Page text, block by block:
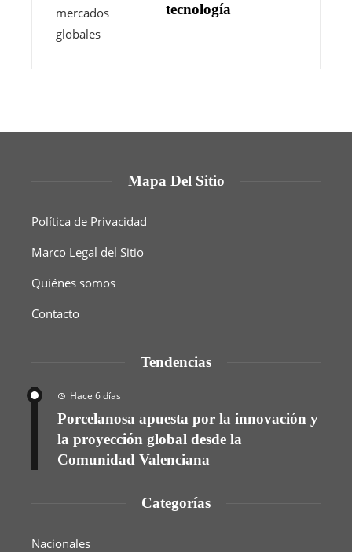
tecnología
Mapa Del Sitio
Política de Privacidad
Marco Legal del Sitio
Quiénes somos
Contacto
Tendencias
Hace 6 días
Porcelanosa apuesta por la innovación y
la proyección global desde la
Comunidad Valenciana
Categorías
Nacionales